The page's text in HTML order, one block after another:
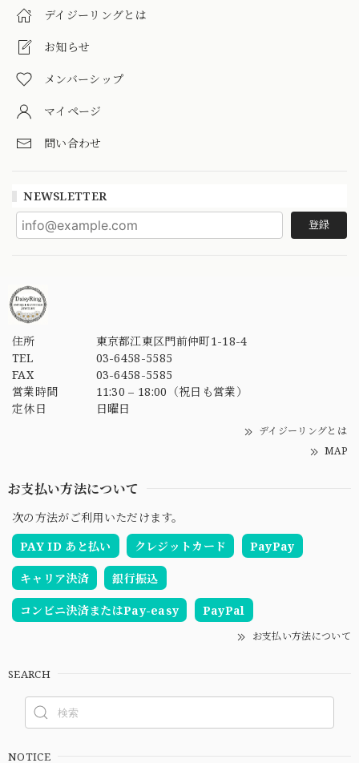
デイジーリングとは
お知らせ
メンバーシップ
マイページ
問い合わせ
NEWSLETTER
登録
住所
東京都江東区門前仲町1-18-4
TEL
03-6458-5585
FAX
03-6458-5585
営業時間
11:30 – 18:00（祝日も営業）
定休日
日曜日
デイジーリングとは
MAP
お支払い方法について
次の方法がご利用いただけます。
PAY ID あと払い
クレジットカード PayPay
キャリア決済 銀行振込
コンビニ決済またはPay-easy PayPal
お支払い方法について
SEARCH
NOTICE